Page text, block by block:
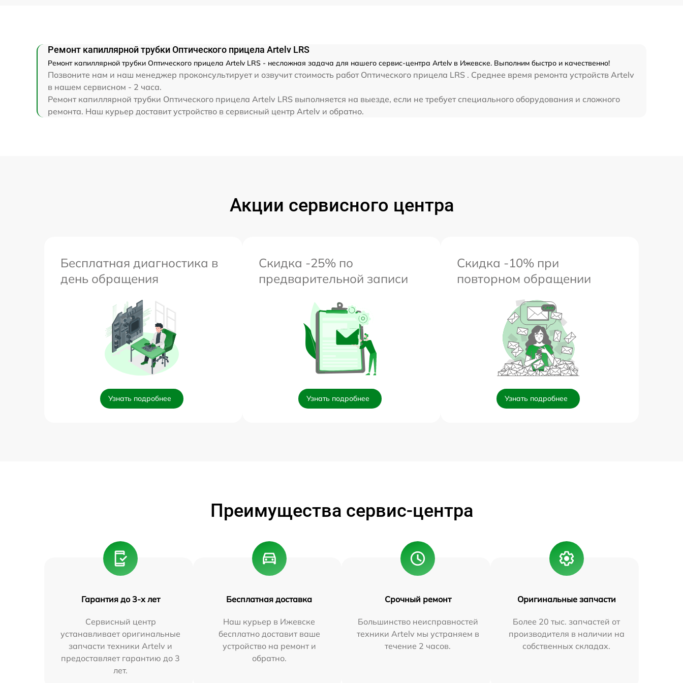
Ремонт капиллярной трубки Оптического прицела Artelv LRS
Ремонт капиллярной трубки Оптического прицела Artelv LRS - несложная задача для нашего сервис-центра Artelv в Ижевске. Выполним быстро и качественно!
Позвоните нам и наш менеджер проконсультирует и озвучит стоимость работ Оптического прицела LRS . Среднее время ремонта устройств Artelv
в нашем сервисном - 2 часа.
Ремонт капиллярной трубки Оптического прицела Artelv LRS выполняется на выезде, если не требует специального оборудования и сложного
ремонта. Наш курьер доставит устройство в сервисный центр Artelv и обратно.
Акции сервисного центра
Бесплатная диагностика в
день обращения
Узнать подробнее
Скидка -25% по
предварительной записи
Узнать подробнее
Скидка -10% при
повторном обращении
Узнать подробнее
Преимущества сервис-центра
Гарантия до 3-х лет
Сервисный центр
устанавливает оригинальные
запчасти техники Artelv и
предоставляет гарантию до 3
лет.
Бесплатная доставка
Наш курьер в Ижевске
бесплатно доставит ваше
устройство на ремонт и
обратно.
Срочный ремонт
Большинство неисправностей
техники Artelv мы устраняем в
течение 2 часов.
Оригинальные запчасти
Более 20 тыс. запчастей от
производителя в наличии на
собственных складах.